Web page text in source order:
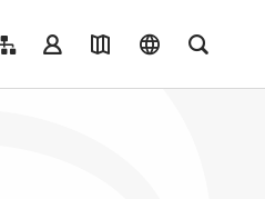
網站導覽會員登入地圖導覽language全文檢